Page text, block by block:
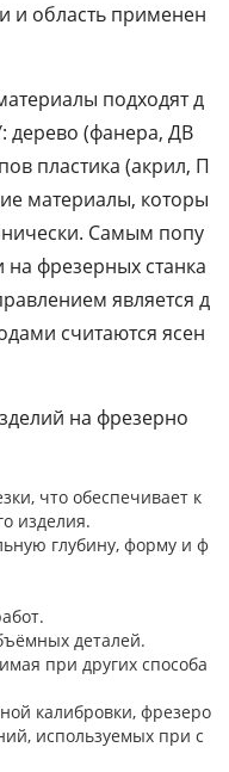
и область применен
подходятд
дерево (фанера, ДВ
пластика (акрил, П
материалы, которы
Самым попу
на фрезерных станка
является д
считаются ясен
на фрезерно
что обеспечивает к
изделия.
глубину, форму и ф
деталей.
при других способа
калибровки, фрезеро
используемых при с